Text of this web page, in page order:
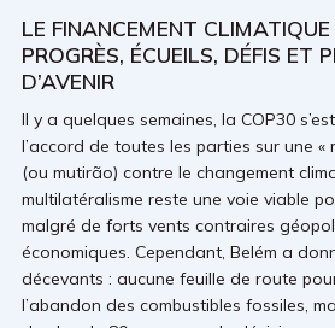
LE FINANCEMENT
PROGRÈS, ÉCUEILS, DÉFIS ET
D’AVENIR
Il y a quelques semaines, la COP30
l’accord de toutes les parties sur une «
(ou mutirão) contre le changement
multilatéralisme reste une voie viable
malgré de forts vents contraires
économiques. Cependant, Belém a
décevants : aucune feuille de route
l’abandon des combustibles fossiles,